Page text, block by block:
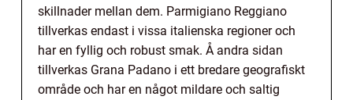
skillnader mellan dem. Parmigiano Reggiano
tillverkas endast i vissa italienska regioner och
har en fyllig och robust smak. Å andra sidan
tillverkas Grana Padano i ett bredare geografiskt
område och har en något mildare och saltig